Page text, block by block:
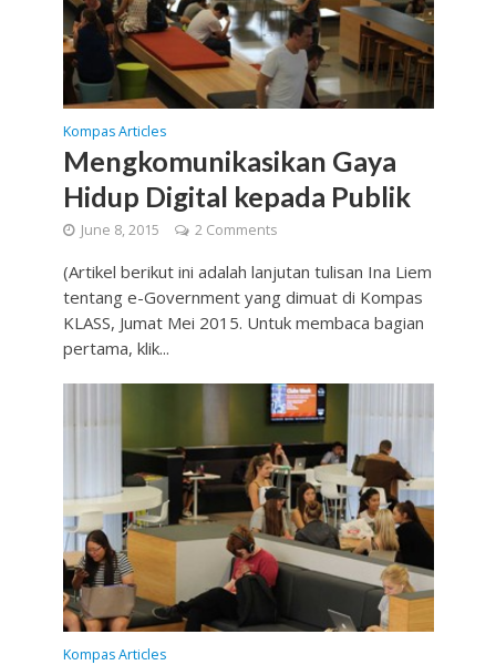
Kompas Articles
Mengkomunikasikan Gaya
Hidup Digital kepada Publik
June 8, 2015 2 Comments
(Artikel berikut ini adalah lanjutan tulisan Ina Liem
tentang e-Government yang dimuat di Kompas
KLASS, Jumat Mei 2015. Untuk membaca bagian
pertama, klik...
Kompas Articles